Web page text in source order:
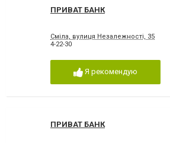
ПРИВАТ БАНК
Сміла, вулиця Незалежності, 35
4-22-30
Я рекомендую
ПРИВАТ БАНК